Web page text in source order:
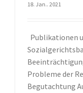
18. Jan.. 2021
Publikationen
Probleme der
Begutachtung